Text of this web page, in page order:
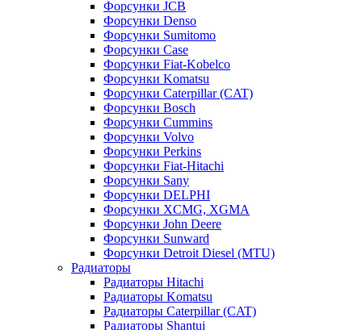
Форсунки JCB
Форсунки Denso
Форсунки Sumitomo
Форсунки Case
Форсунки Fiat-Kobelco
Форсунки Komatsu
Форсунки Caterpillar (CAT)
Форсунки Bosch
Форсунки Cummins
Форсунки Volvo
Форсунки Perkins
Форсунки Fiat-Hitachi
Форсунки Sany
Форсунки DELPHI
Форсунки XCMG, XGMA
Форсунки John Deere
Форсунки Sunward
Форсунки Detroit Diesel (MTU)
Радиаторы
Радиаторы Hitachi
Радиаторы Komatsu
Радиаторы Caterpillar (CAT)
Радиаторы Shantui